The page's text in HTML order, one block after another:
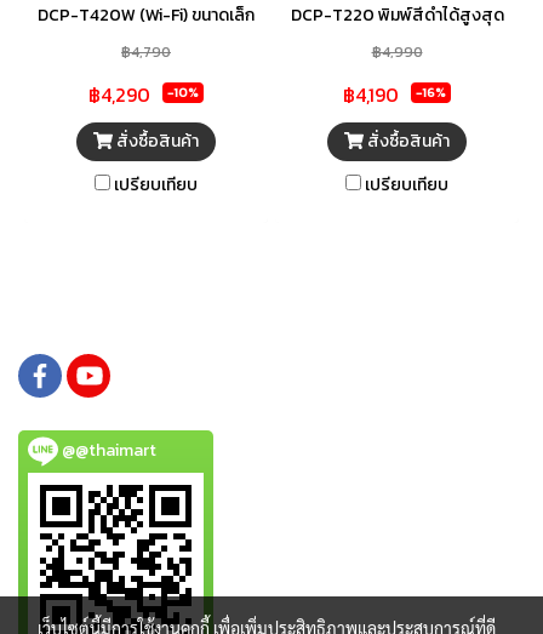
DCP-T420W (Wi-Fi) ขนาดเล็ก
และเหมาะสำหรับบ้านหรือ
เอกสาร มีปริมาณการพิมพ์ที่สูง
ขึ้น ขยายขีดความสามารถในการ
พิมพ์ของคุณด้วยคุณภาพระดับ
มืออาชีพที่ให้ข้อความที่คมชัด
฿4,790
฿4,290 -10%
สั่งซื้อสินค้า
เปรียบเทียบ
DCP-T220 พิมพ์สีดำได้สูงสุด
7500 พร้อมแทงค์ในตัวสามารถ
หลากหลาย พร้อมช่องใส่กระดาษ
ด้วยมือทีละแผ่นด้านหลัง รองรับ
การพิมพ์ไร้ขอบ
฿4,990
฿4,190 -16%
สั่งซื้อสินค้า
เปรียบเทียบ
@@thaimart
เว็บไซต์นี้มีการใช้งานคุกกี้ เพื่อเพิ่มประสิทธิภาพและประสบการณ์ที่ดี